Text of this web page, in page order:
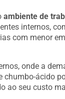
ambiente de
internos,
com menor
onde a
chumbo-ácido
ao seu custo